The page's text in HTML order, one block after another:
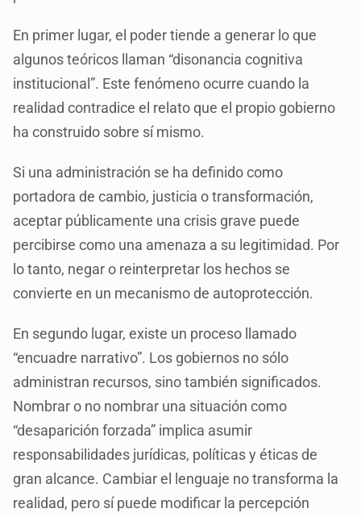
En primer lugar, el poder tiende a generar lo que
algunos teóricos llaman “disonancia cognitiva
institucional”. Este fenómeno ocurre cuando la
realidad contradice el relato que el propio gobierno
ha construido sobre sí mismo.
Si una administración se ha definido como
portadora de cambio, justicia o transformación,
aceptar públicamente una crisis grave puede
percibirse como una amenaza a su legitimidad. Por
lo tanto, negar o reinterpretar los hechos se
convierte en un mecanismo de autoprotección.
En segundo lugar, existe un proceso llamado
“encuadre narrativo”. Los gobiernos no sólo
administran recursos, sino también significados.
Nombrar o no nombrar una situación como
“desaparición forzada” implica asumir
responsabilidades jurídicas, políticas y éticas de
gran alcance. Cambiar el lenguaje no transforma la
realidad, pero sí puede modificar la percepción